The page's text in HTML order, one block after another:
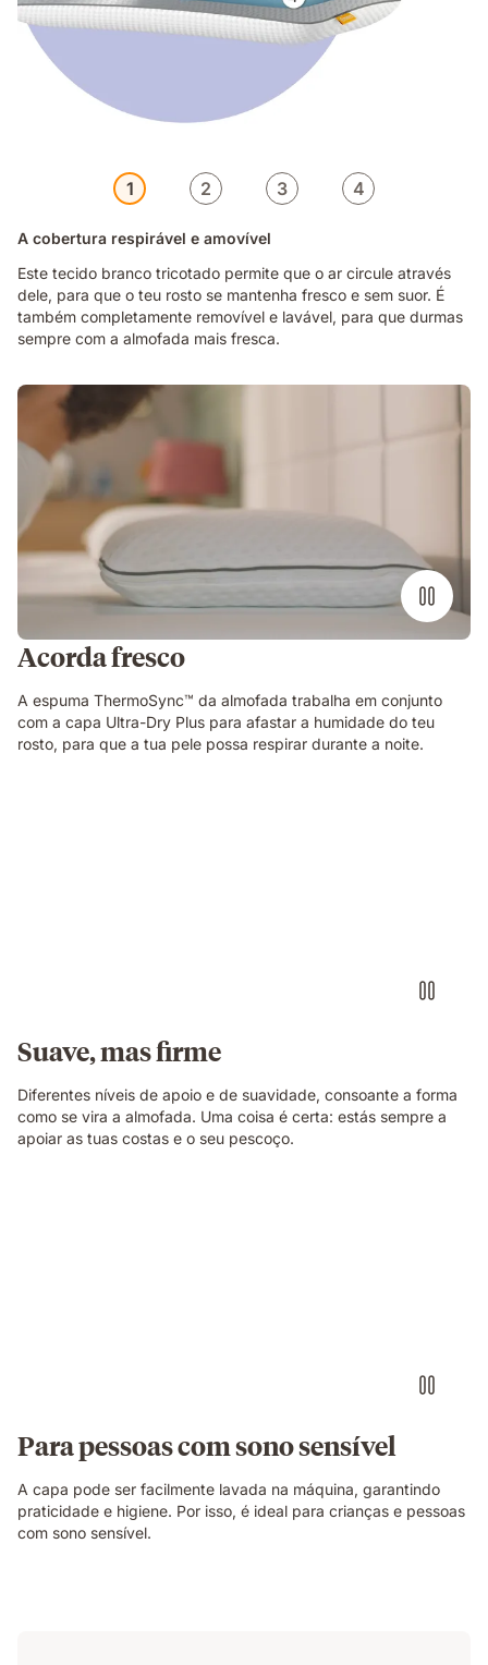
1 2 3 4
A cobertura respirável e amovível
Este tecido branco tricotado permite que o ar circule através
dele, para que o teu rosto se mantenha fresco e sem suor. É
também completamente removível e lavável, para que durmas
sempre com a almofada mais fresca.
Acorda fresco
A espuma ThermoSync™ da almofada trabalha em conjunto
com a capa Ultra-Dry Plus para afastar a humidade do teu
rosto, para que a tua pele possa respirar durante a noite.
Suave, mas firme
Diferentes níveis de apoio e de suavidade, consoante a forma
como se vira a almofada. Uma coisa é certa: estás sempre a
apoiar as tuas costas e o seu pescoço.
Para pessoas com sono sensível
A capa pode ser facilmente lavada na máquina, garantindo
praticidade e higiene. Por isso, é ideal para crianças e pessoas
com sono sensível.